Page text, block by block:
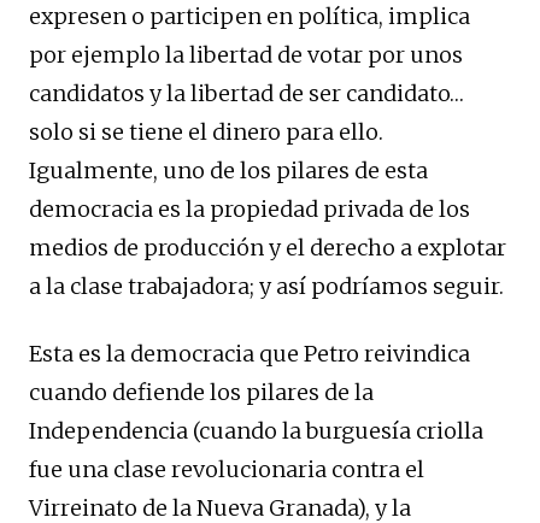
expresen o participen en política, implica
por ejemplo la libertad de votar por unos
candidatos y la libertad de ser candidato…
solo si se tiene el dinero para ello.
Igualmente, uno de los pilares de esta
democracia es la propiedad privada de los
medios de producción y el derecho a explotar
a la clase trabajadora; y así podríamos seguir.
Esta es la democracia que Petro reivindica
cuando defiende los pilares de la
Independencia (cuando la burguesía criolla
fue una clase revolucionaria contra el
Virreinato de la Nueva Granada), y la